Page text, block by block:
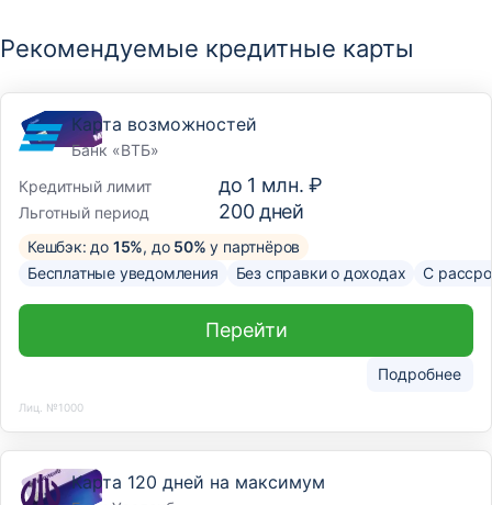
Рекомендуемые кредитные карты
Карта возможностей
Банк «ВТБ»
Кредитный лимит
до 1 млн. ₽
Льготный период 200дней
Кешбэк: до 15%, до 50% у партнёров
Бесплатные уведомления
Без справки о доходах С
Подробнее
Перейти
Лиц. №1000
Карта 120 дней на максимум